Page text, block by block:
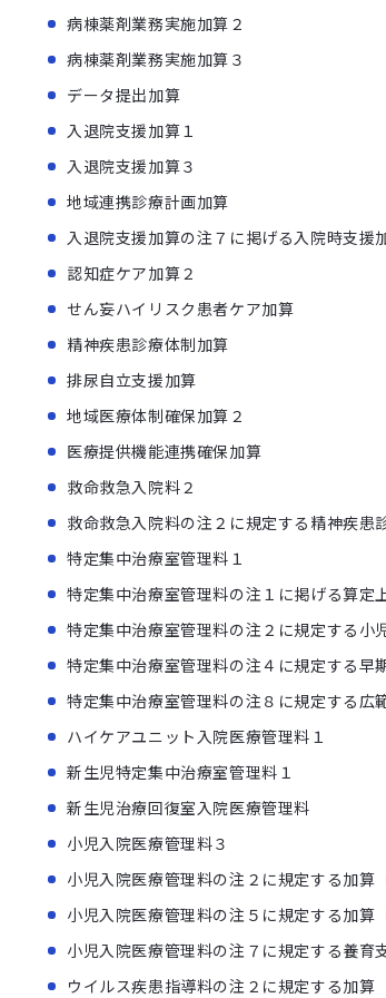
病棟薬剤業務実施加算２
病棟薬剤業務実施加算３
データ提出加算
入退院支援加算１
入退院支援加算３
地域連携診療計画加算
入退院支援加算の注７に掲げる入院時支援
認知症ケア加算２
せん妄ハイリスク患者ケア加算
精神疾患診療体制加算
排尿自立支援加算
地域医療体制確保加算２
医療提供機能連携確保加算
救命救急入院料２
救命救急入院料の注２に規定する精神疾患
特定集中治療室管理料１
特定集中治療室管理料の注１に掲げる算定
特定集中治療室管理料の注２に規定する小
特定集中治療室管理料の注４に規定する早
特定集中治療室管理料の注８に規定する広
ハイケアユニット入院医療管理料１
新生児特定集中治療室管理料１
新生児治療回復室入院医療管理料
小児入院医療管理料３
小児入院医療管理料の注２に規定する加算
小児入院医療管理料の注５に規定する加算
小児入院医療管理料の注７に規定する養育
ウイルス疾患指導料の注２に規定する加算